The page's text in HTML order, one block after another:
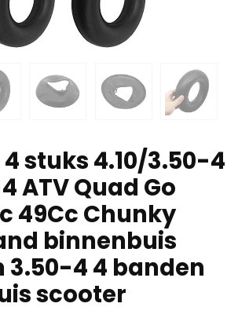
stuks 4.10/3.50-4
ATV Quad Go
49Cc Chunky
binnenbuis
3.50-4 4 banden
scooter